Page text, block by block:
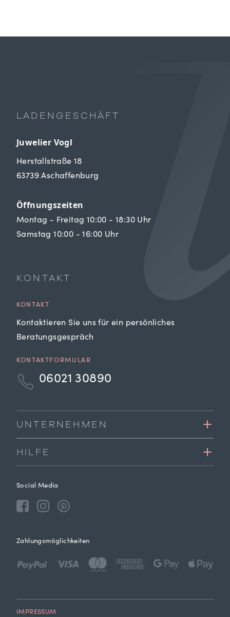
LADENGESCHÄFT
Juwelier Vogl
Herstallstraße 18
63739 Aschaffenburg
Öffnungszeiten
Montag - Freitag 10:00 - 18:30 Uhr
Samstag 10:00 - 16:00 Uhr
KONTAKT
KONTAKT
Kontaktieren Sie uns für ein persönliches
Beratungsgespräch
KONTAKTFORMULAR
06021 30890
UNTERNEHMEN
HILFE
Social Media
Zahlungsmöglichkeiten
IMPRESSUM